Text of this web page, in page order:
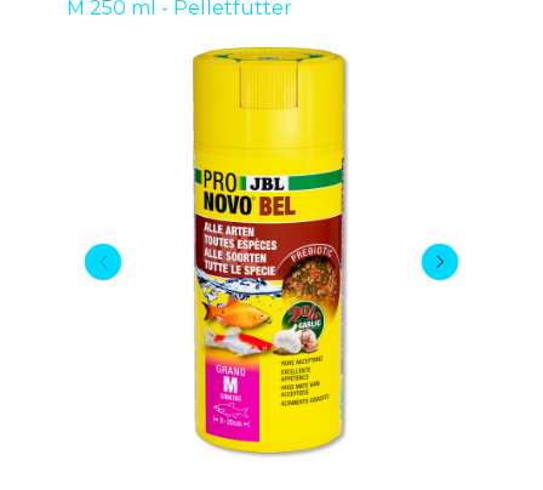
M 250 ml - Pelletfutter